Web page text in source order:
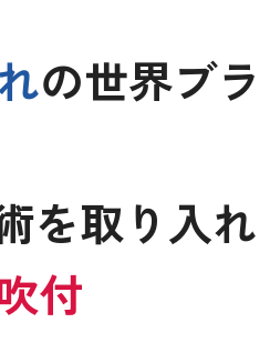
の世界ブラ
を取り入れ
付